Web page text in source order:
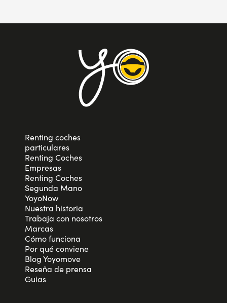
Renting coches
particulares
Renting Coches
Empresas
Renting Coches
Segunda Mano
YoyoNow
Nuestra historia
Trabaja con nosotros
Marcas
Cómo funciona
Por qué conviene
Blog Yoyomove
Reseña de prensa
Guias